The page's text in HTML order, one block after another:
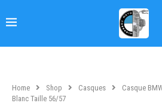
Home Shop Casques
Casque
Blanc Taille 56/57